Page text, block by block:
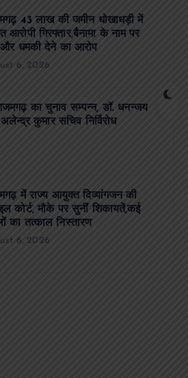
43 लाख की जमीन धोखाधड़ी में
आरोपी गिरफ्तार,बैनामा के नाम पर
और धमकी देने का आरोप
6, 2026
का चुनाव सम्पन्न, डॉ. धनन्जय
कुमार सचिव निर्विरोध
में राज्य आयुक्त दिव्यांगजन की
कोर्ट, मौके पर सुनीं शिकायतें,कई
का तत्काल निस्तारण
6, 2026